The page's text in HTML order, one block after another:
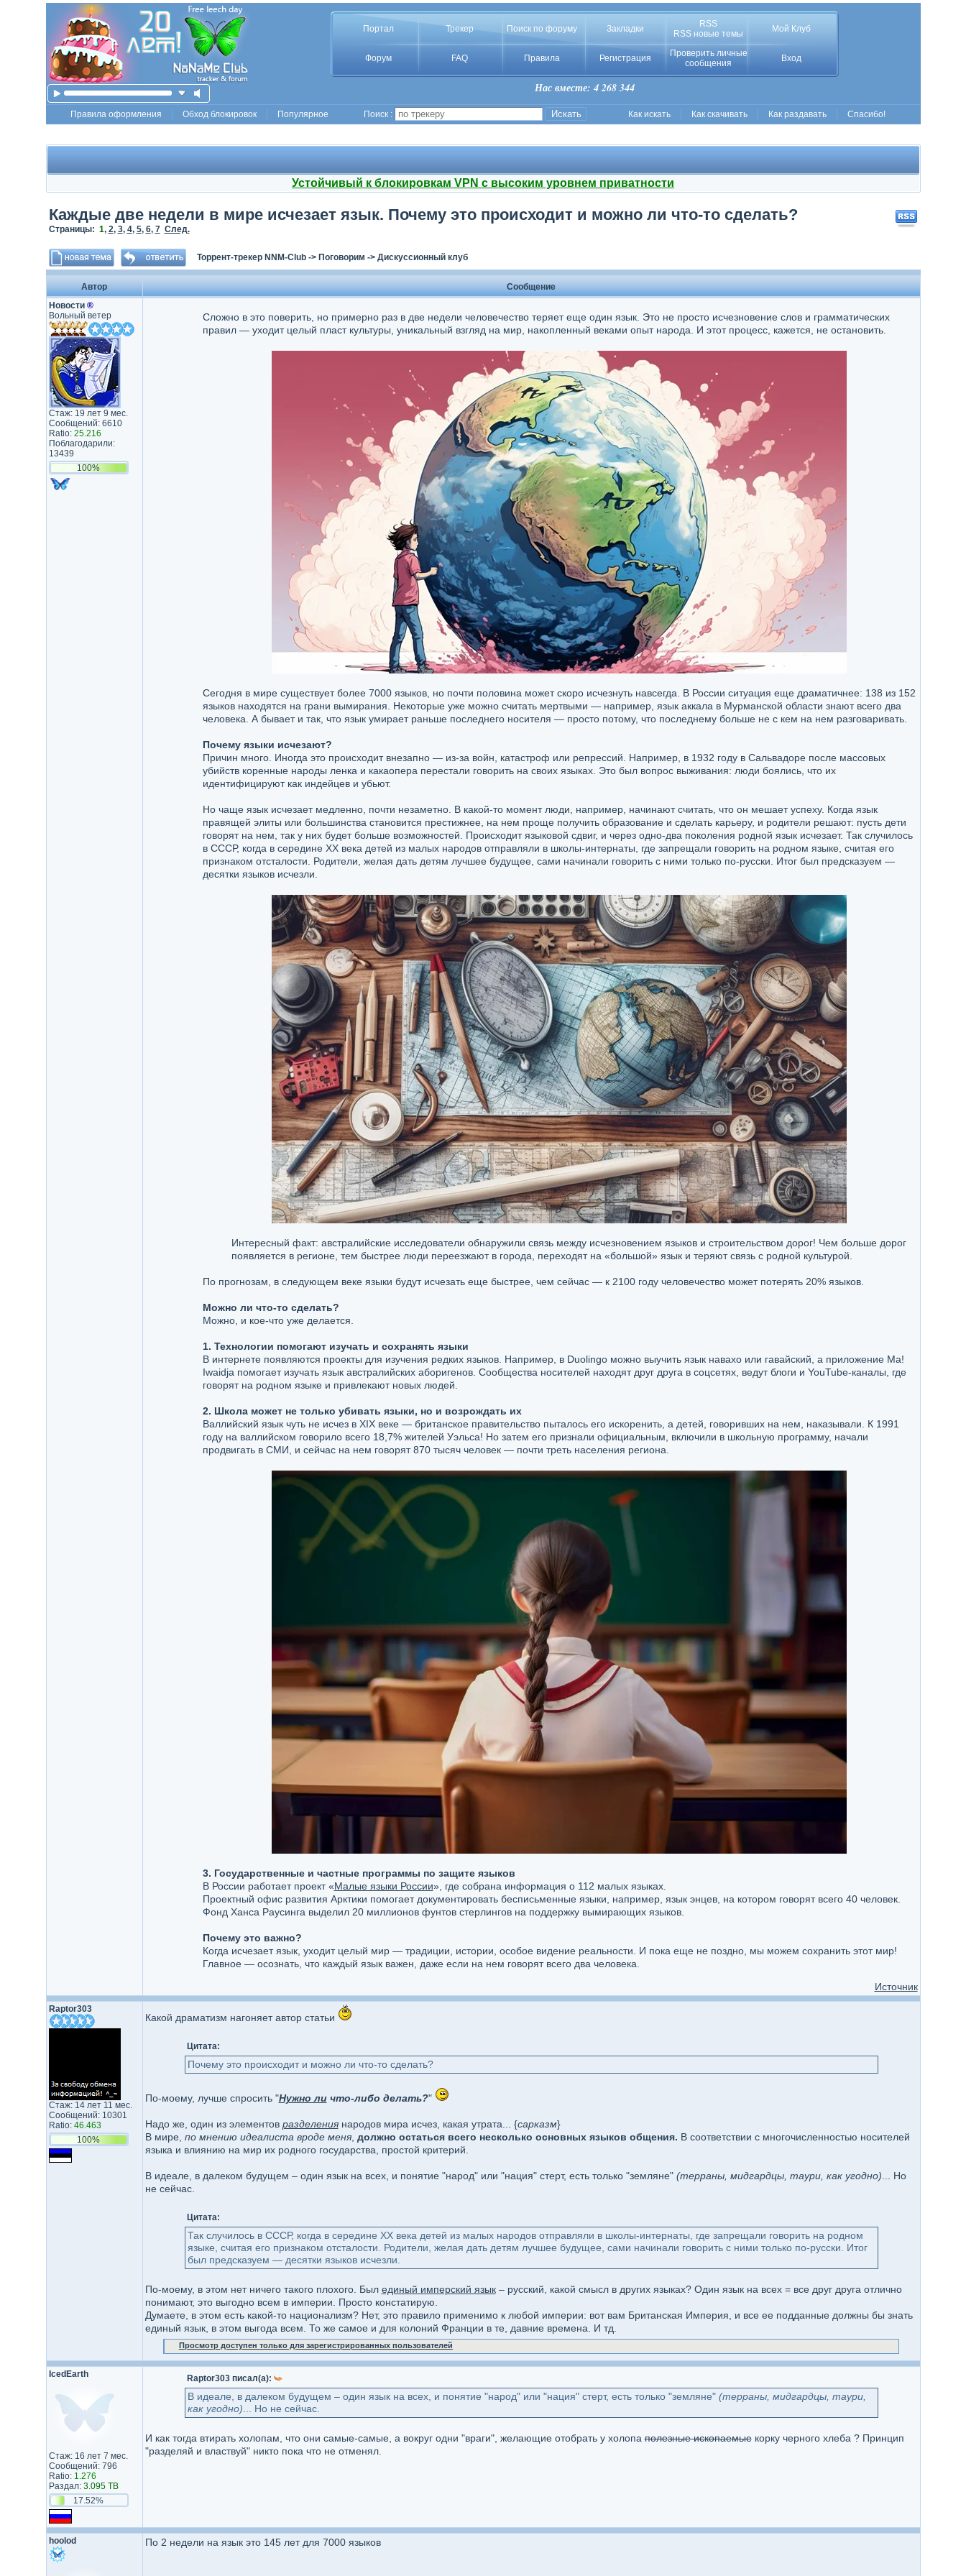
Портал Трекер Поиск по форуму Закладки
RSS
RSS новые темы
Мой Клуб
Форум FAQ Правила Регистрация
Проверить личные
сообщения
Вход
Нас вместе: 4 268 344
Правила оформления Обход блокировок Популярное Поиск : Как искать Как скачивать Как раздавать Спасибо!
Устойчивый к блокировкам VPN с высоким уровнем приватности
Каждые две недели в мире исчезает язык. Почему это происходит и можно ли что-то сделать?
Страницы: 1, 2, 3, 4, 5, 6, 7 След.
Торрент-трекер NNM-Club-> Поговорим -> Дискуссионный клуб
Автор
Сообщение
Новости ®
Вольный ветер
Стаж: 19 лет 9 мес.
Сообщений: 6610
Ratio: 25.216
Поблагодарили:
13439
100%
Сложно в это поверить, но примерно раз в две недели человечество теряет еще один язык. Это не просто исчезновение слов и грамматических
правил — уходит целый пласт культуры, уникальный взгляд на мир, накопленный веками опыт народа. И этот процесс, кажется, не остановить.
Сегодня в мире существует более 7000 языков, но почти половина может скоро исчезнуть навсегда. В России ситуация еще драматичнее: 138 из 152
языков находятся на грани вымирания. Некоторые уже можно считать мертвыми — например, язык аккала в Мурманской области знают всего два
человека. А бывает и так, что язык умирает раньше последнего носителя — просто потому, что последнему больше не с кем на нем разговаривать.
Почему языки исчезают?
Причин много. Иногда это происходит внезапно — из-за войн, катастроф или репрессий. Например, в 1932 году в Сальвадоре после массовых
убийств коренные народы ленка и какаопера перестали говорить на своих языках. Это был вопрос выживания: люди боялись, что их
идентифицируют как индейцев и убьют.
Но чаще язык исчезает медленно, почти незаметно. В какой-то момент люди, например, начинают считать, что он мешает успеху. Когда язык
правящей элиты или большинства становится престижнее, на нем проще получить образование и сделать карьеру, и родители решают: пусть дети
говорят на нем, так у них будет больше возможностей. Происходит языковой сдвиг, и через одно-два поколения родной язык исчезает. Так случилось
в СССР, когда в середине XX века детей из малых народов отправляли в школы-интернаты, где запрещали говорить на родном языке, считая его
признаком отсталости. Родители, желая дать детям лучшее будущее, сами начинали говорить с ними только по-русски. Итог был предсказуем —
десятки языков исчезли.
Интересный факт: австралийские исследователи обнаружили связь между исчезновением языков и строительством дорог! Чем больше дорог
появляется в регионе, тем быстрее люди переезжают в города, переходят на «большой» язык и теряют связь с родной культурой.
По прогнозам, в следующем веке языки будут исчезать еще быстрее, чем сейчас — к 2100 году человечество может потерять 20% языков.
Можно ли что-то сделать?
Можно, и кое-что уже делается.
1. Технологии помогают изучать и сохранять языки
В интернете появляются проекты для изучения редких языков. Например, в Duolingo можно выучить язык навахо или гавайский, а приложение Ma!
Iwaidja помогает изучать язык австралийских аборигенов. Сообщества носителей находят друг друга в соцсетях, ведут блоги и YouTube-каналы, где
говорят на родном языке и привлекают новых людей.
2. Школа может не только убивать языки, но и возрождать их
Валлийский язык чуть не исчез в XIX веке — британское правительство пыталось его искоренить, а детей, говоривших на нем, наказывали. К 1991
году на валлийском говорило всего 18,7% жителей Уэльса! Но затем его признали официальным, включили в школьную программу, начали
продвигать в СМИ, и сейчас на нем говорят 870 тысяч человек — почти треть населения региона.
3. Государственные и частные программы по защите языков
В России работает проект «Малые языки России», где собрана информация о 112 малых языках.
Проектный офис развития Арктики помогает документировать бесписьменные языки, например, язык энцев, на котором говорят всего 40 человек.
Фонд Ханса Раусинга выделил 20 миллионов фунтов стерлингов на поддержку вымирающих языков.
Почему это важно?
Когда исчезает язык, уходит целый мир — традиции, истории, особое видение реальности. И пока еще не поздно, мы можем сохранить этот мир!
Главное — осознать, что каждый язык важен, даже если на нем говорят всего два человека.
Источник
Raptor303
Стаж: 14 лет 11 мес.
Сообщений: 10301
Ratio: 46.463
100%
Какой драматизм нагоняет автор статьи
Цитата:
Почему это происходит и можно ли что-то сделать?
По-моему, лучше спросить "Нужно личто-либо делать?"
Надо же, один из элементов разделениянародов мира исчез, какая утрата... {сарказм}
В мире, по мнению идеалиста вроде меня, должно остаться всего несколько основных языков общения. В соответствии с многочисленностью носителей
языка и влиянию на мир их родного государства, простой критерий.
В идеале, в далеком будущем – один язык на всех, и понятие "народ" или "нация" стерт, есть только "земляне" (терраны, мидгардцы, таури, как угодно) ... Но
не сейчас.
Цитата:
Так случилось в СССР, когда в середине XX века детей из малых народов отправляли в школы-интернаты, где запрещали говорить на родном
языке, считая его признаком отсталости. Родители, желая дать детям лучшее будущее, сами начинали говорить с ними только по-русски. Итог
был предсказуем — десятки языков исчезли.
По-моему, в этом нет ничего такого плохого. Был единый имперский язык– русский, какой смысл в других языках? Один язык на всех = все друг друга отлично
понимают, это выгодно всем в империи. Просто констатирую.
Думаете, в этом есть какой-то национализм? Нет, это правило применимо к любой империи: вот вам Британская Империя, и все ее подданные должны бы знать
единый язык, в этом выгода всем. То же самое и для колоний Франции в те, давние времена. И тд.
Просмотр доступен только для зарегистрированных пользователей
IcedEarth
Стаж: 16 лет 7 мес.
Сообщений: 796
Ratio: 1.276
Раздал: 3.095 TB
17.52%
Raptor303 писал(а):
В идеале, в далеком будущем – один язык на всех, и понятие "народ" или "нация" стерт, есть только "земляне" (терраны, мидгардцы, таури,
как угодно) ... Но не сейчас.
И как тогда втирать холопам, что они самые-самые, а вокруг одни "враги", желающие отобрать у холопаполезные ископаемыекорку черного хлеба ? Принцип
"разделяй и властвуй" никто пока что не отменял.
hoolod По 2 недели на язык это 145 лет для 7000 языков